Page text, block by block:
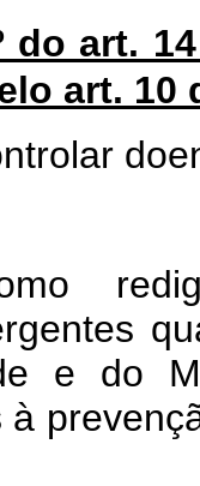
do art.
art.
e do